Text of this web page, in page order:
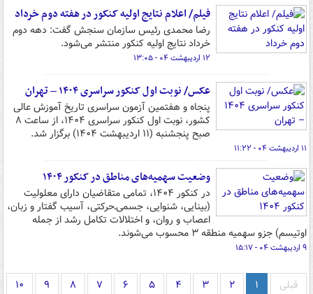
فیلم/ اعلام نتایج اولیه کنکور در هفته دوم خرداد
رضا محمدی رئیس سازمان سنجش گفت: دهه دوم
خرداد نتایج اولیه کنکور منتشر می‌شود.
۱۲ اردیبهشت ۰۴ - ۱۳:۰۵
عکس/ نوبت اول کنکور سراسری ۱۴۰۴ – تهران
پنجاه و هفتمین آزمون سراسری تاریخ آموزش عالی
کشور، نوبت اول کنکور سراسری ۱۴۰۴، از ساعت ۸
صبح پنجشنبه (۱۱ اردیبهشت ۱۴۰۴) برگزار شد.
۱۱ اردیبهشت ۰۴ - ۱۱:۲۲
وضعیت سهمیه‌های مناطق در کنکور ۱۴۰۴
در کنکور ۱۴۰۴، تمامی متقاضیان دارای معلولیت
(بینایی، شنوایی، جسمی‌ـ‌حرکتی، آسیب گفتار و زبان،
اعصاب و روان، و اختلالات تکامل رشد از جمله
اوتیسم) جزو سهمیه منطقه ۳ محسوب می‌شوند.
۹ اردیبهشت ۰۴ - ۱۵:۱۷
قبلی ۱ ۲ ۳ ۴ ۵ ۶ ۷ ۸ ۹ ۱۰